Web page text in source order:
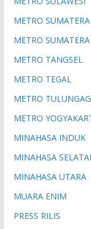
METRO SUMATERA
METRO
METRO TANGSEL
METRO TEGAL
METRO
METRO
MINAHASA INDUK
MINAHASA
MINAHASA UTARA
MUARA ENIM
PRESS RILIS